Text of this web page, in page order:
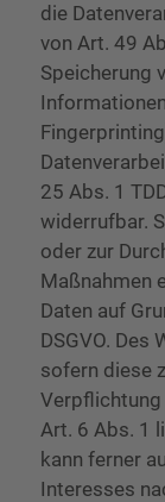
die
von Art. 49
Speicherung
25 Abs. 1
widerrufbar.
oder zur
Maßnahmen
Daten auf
DSGVO. Des
sofern diese
Art. 6 Abs. 1
kann ferner
Interesses